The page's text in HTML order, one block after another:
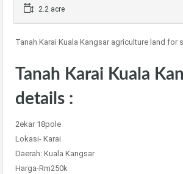
2.2 acre
Tanah Karai Kuala Kangsar agriculture land for
Tanah Karai Kuala
details :
2ekar 18pole
Lokasi- Karai
Daerah: Kuala Kangsar
Harga-Rm250k